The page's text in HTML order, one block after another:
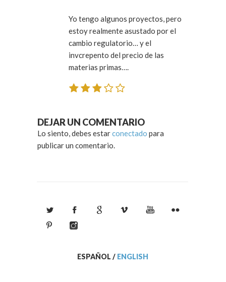
Yo tengo algunos proyectos, pero
estoy realmente asustado por el
cambio regulatorio… y el
invcrepento del precio de las
materias primas….
DEJAR UN COMENTARIO
Lo siento, debes estarconectado para
publicar un comentario.
ESPAÑOL / ENGLISH